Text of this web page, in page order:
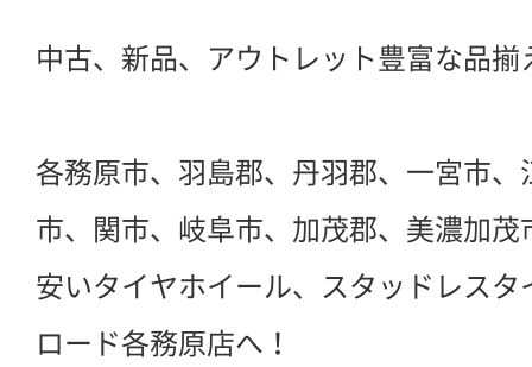
中古、新品、アウトレット豊富な品揃
各務原市、羽島郡、丹羽郡、一宮市
市、関市、岐阜市、加茂郡、美濃加茂
安いタイヤホイール、スタッドレス
ロード各務原店へ！